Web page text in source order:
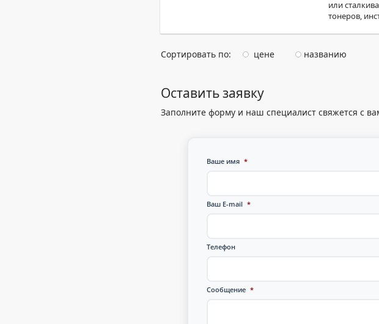
или
тонеров,
Сортировать по: цене названию
Оставить заявку
Заполните форму и наш специалист свяжется с
Ваше имя *
Ваш E-mail *
Телефон
Сообщение *